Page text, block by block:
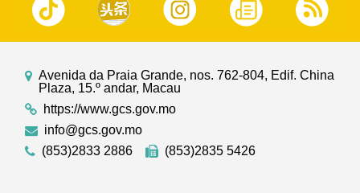
Avenida da Praia Grande, nos. 762-804, Edif. China
Plaza, 15.º andar, Macau
https://www.gcs.gov.mo
info@gcs.gov.mo
(853)2833 2886
(853)2835 5426